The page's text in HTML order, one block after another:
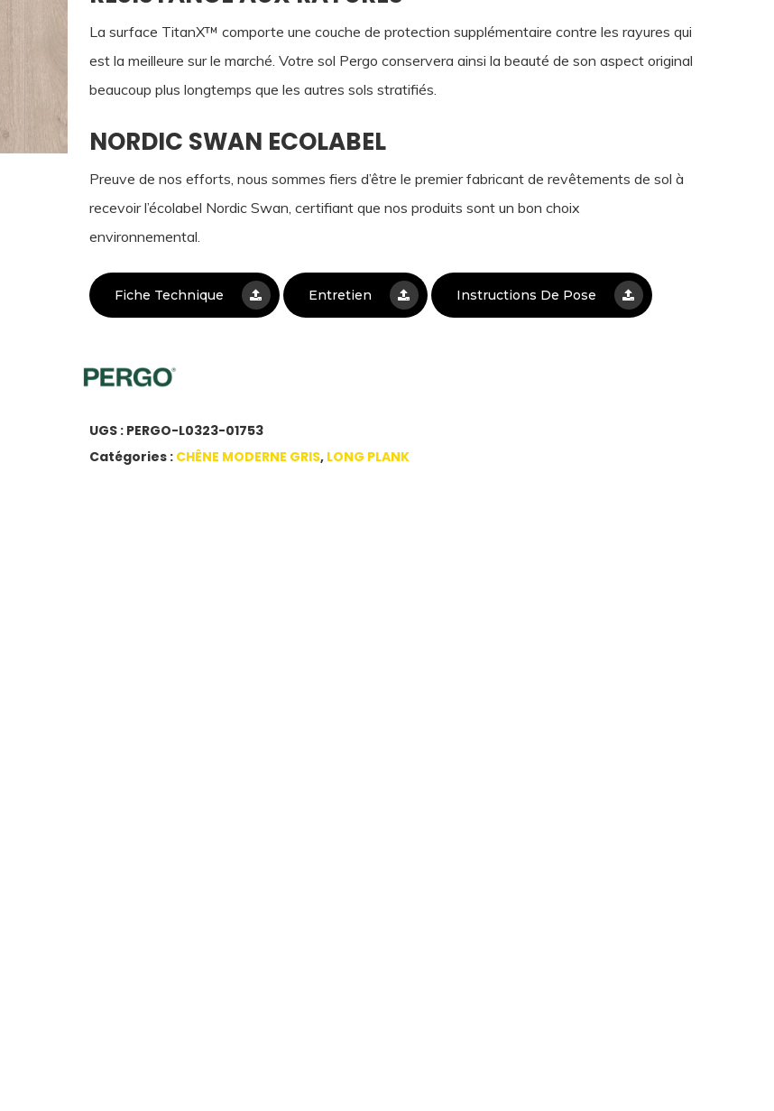
La surface TitanX™ comporte une couche de protection supplémentaire contre les rayures qui
est la meilleure sur le marché. Votre sol Pergo conservera ainsi la beauté de son aspect original
beaucoup plus longtemps que les autres sols stratifiés.
NORDIC SWAN ECOLABEL
Preuve de nos efforts, nous sommes fiers d’être le premier fabricant de revêtements de sol à
recevoir l’écolabel Nordic Swan, certifiant que nos produits sont un bon choix
environnemental.
Fiche Technique Entretien Instructions De Pose
UGS : PERGO-L0323-01753
Catégories : CHÊNE MODERNE GRIS, LONG PLANK